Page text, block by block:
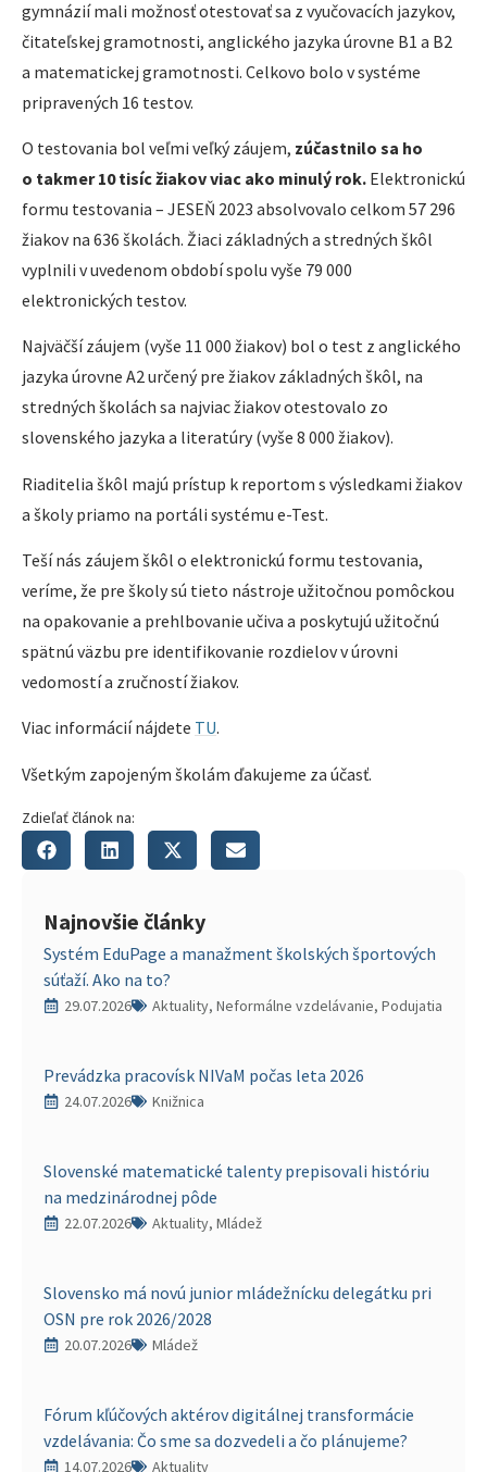
gymnázií mali možnosť otestovať sa z vyučovacích jazykov,
čitateľskej gramotnosti, anglického jazyka úrovne B1 a B2
a matematickej gramotnosti. Celkovo bolo v systéme
pripravených 16 testov.
O testovania bol veľmi veľký záujem, zúčastnilo sa ho
o takmer 10 tisíc žiakov viac ako minulý rok. Elektronickú
formu testovania – JESEŇ 2023 absolvovalo celkom 57 296
žiakov na 636 školách. Žiaci základných a stredných škôl
vyplnili v uvedenom období spolu vyše 79 000
elektronických testov.
Najväčší záujem (vyše 11 000 žiakov) bol o test z anglického
jazyka úrovne A2 určený pre žiakov základných škôl, na
stredných školách sa najviac žiakov otestovalo zo
slovenského jazyka a literatúry (vyše 8 000 žiakov).
Riaditelia škôl majú prístup k reportom s výsledkami žiakov
a školy priamo na portáli systému e-Test.
Teší nás záujem škôl o elektronickú formu testovania,
veríme, že pre školy sú tieto nástroje užitočnou pomôckou
na opakovanie a prehlbovanie učiva a poskytujú užitočnú
spätnú väzbu pre identifikovanie rozdielov v úrovni
vedomostí a zručností žiakov.
Viac informácií nájdete TU.
Všetkým zapojeným školám ďakujeme za účasť.
Zdieľať článok na:
Najnovšie články
Systém EduPage a manažment školských športových
súťaží. Ako na to?
29.07.2026 Aktuality, Neformálne vzdelávanie, Podujatia
Prevádzka pracovísk NIVaM počas leta 2026
24.07.2026 Knižnica
Slovenské matematické talenty prepisovali históriu
na medzinárodnej pôde
22.07.2026 Aktuality, Mládež
Slovensko má novú junior mládežnícku delegátku pri
OSN pre rok 2026/2028
20.07.2026 Mládež
Fórum kľúčových aktérov digitálnej transformácie
vzdelávania: Čo sme sa dozvedeli a čo plánujeme?
14.07.2026 Aktuality